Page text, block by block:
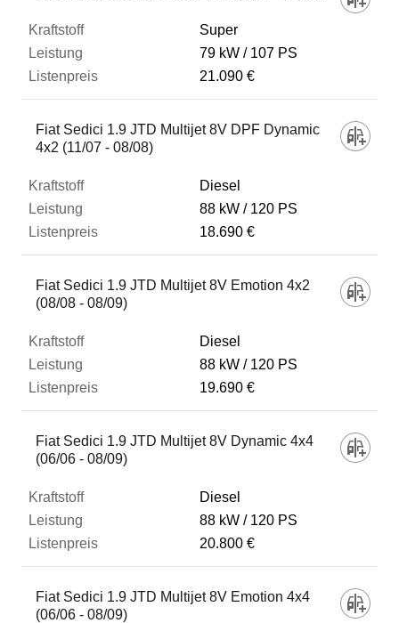
Super
79 kW
107 PS
21.090 €
Fiat Sedici 1.9 JTD Multijet 8V DPF Dynamic
4x2 (11/07 - 08/08)
Diesel
88 kW
120 PS
18.690 €
Fiat Sedici 1.9 JTD Multijet 8V Emotion 4x2
(08/08 - 08/09)
Diesel
88 kW
120 PS
19.690 €
Fiat Sedici 1.9 JTD Multijet 8V Dynamic 4x4
(06/06 - 08/09)
Diesel
88 kW
120 PS
20.800 €
Fiat Sedici 1.9 JTD Multijet 8V Emotion 4x4
(06/06 - 08/09)